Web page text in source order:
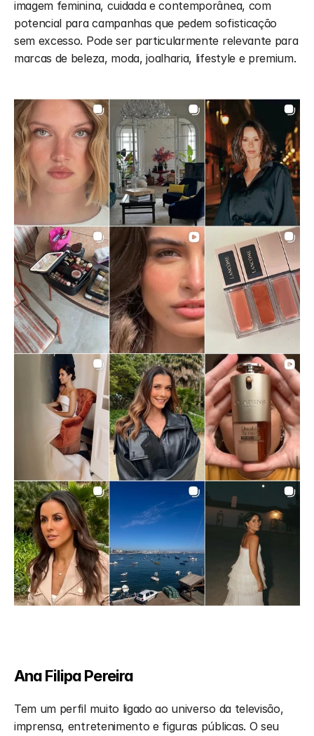
imagem feminina, cuidada e contemporânea, com
potencial para campanhas que pedem sofisticação
sem excesso. Pode ser particularmente relevante para
marcas de beleza, moda, joalharia, lifestyle e premium.
Ana Filipa Pereira
Tem um perfil muito ligado ao universo da televisão,
imprensa, entretenimento e figuras públicas. O seu